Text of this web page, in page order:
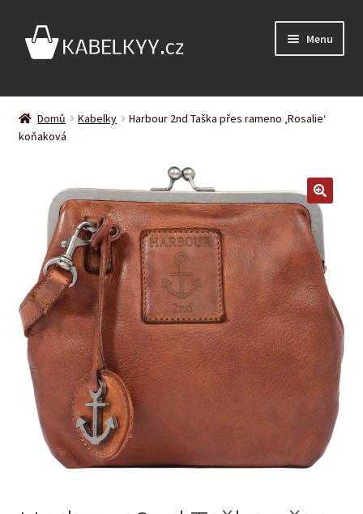
Přeskočit
na
Přejít
Menu
Úvodní stránka
Podle barvy
menu
Expand
child
menu
Domů Kabelky
Harbour 2nd Taška přes rameno ‚Rosalie‘
koňaková